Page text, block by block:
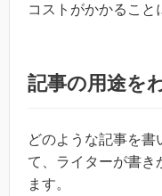
コストがかかること
記事の用途を
どのような記事を書
て、ライターが書き
ます。